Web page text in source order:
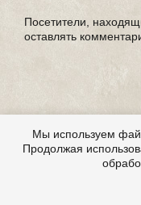
Посетители,
оставлять
Мы используем
Продолжая